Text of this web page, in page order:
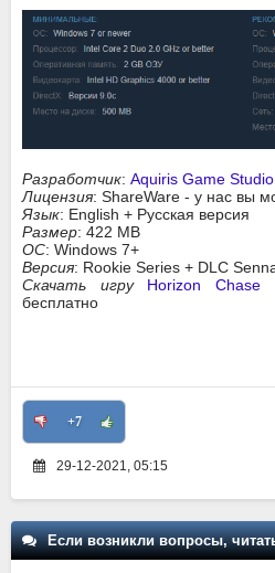
Разработчик: Aquiris Game Studio
Лицензия: ShareWare - у нас вы
Язык: English + Русская версия
Размер: 422 MB
ОС: Windows 7+
Версия: Rookie Series + DLC
Скачать игру Horizon Chase
бесплатно
+7
29-12-2021, 05:15
Если возникли вопросы,